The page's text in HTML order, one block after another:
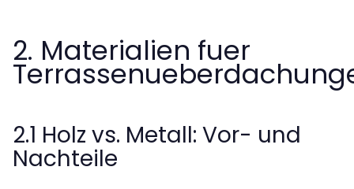
2. Materialien fuer
2.1 Holz vs. Metall: Vor- und
Nachteile